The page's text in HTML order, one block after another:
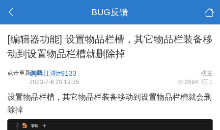
BUG反馈
[编辑器功能] 设置物品栏槽，其它物品栏装备移
动到设置物品栏槽就删除掉
点击重新加载 楼主
剑醉江湖#9133
2694 1
2023-7-6 20:19:35
设置物品栏槽，其它物品栏装备移动到设置物品栏槽就会删
除掉